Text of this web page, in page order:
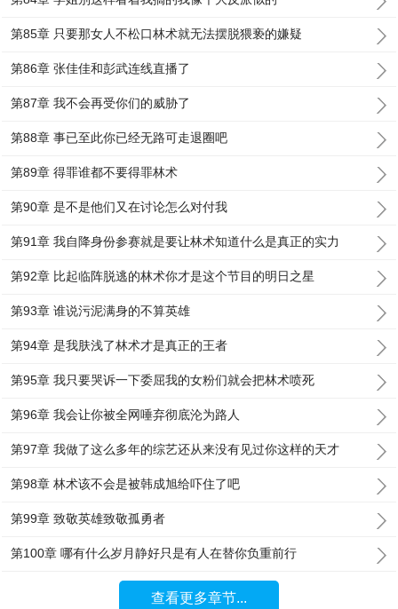
第85章 只要那女人不松口林术就无法摆脱猥亵的嫌疑
第86章 张佳佳和彭武连线直播了
第87章 我不会再受你们的威胁了
第88章 事已至此你已经无路可走退圈吧
第89章 得罪谁都不要得罪林术
第90章 是不是他们又在讨论怎么对付我
第91章 我自降身份参赛就是要让林术知道什么是真正的实力
第92章 比起临阵脱逃的林术你才是这个节目的明日之星
第93章 谁说污泥满身的不算英雄
第94章 是我肤浅了林术才是真正的王者
第95章 我只要哭诉一下委屈我的女粉们就会把林术喷死
第96章 我会让你被全网唾弃彻底沦为路人
第97章 我做了这么多年的综艺还从来没有见过你这样的天才
第98章 林术该不会是被韩成旭给吓住了吧
第99章 致敬英雄致敬孤勇者
第100章 哪有什么岁月静好只是有人在替你负重前行
查看更多章节...